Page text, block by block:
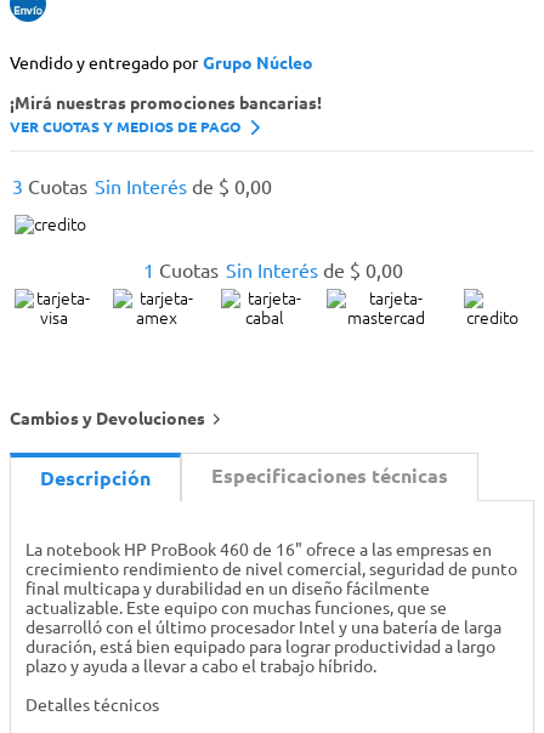
Vendido y entregado por Grupo Núcleo
¡Mirá nuestras promociones bancarias!
VER CUOTAS Y MEDIOS DE PAGO
1 Cuotas Sin Interés de $ 0,00
3 Cuotas Sin Interés de $ 0,00
Cambios y Devoluciones
Descripción Especificaciones técnicas
La notebook HP ProBook 460 de 16" ofrece a las empresas en
crecimiento rendimiento de nivel comercial, seguridad de punto
final multicapa y durabilidad en un diseño fácilmente
actualizable. Este equipo con muchas funciones, que se
desarrolló con el último procesador Intel y una batería de larga
duración, está bien equipado para lograr productividad a largo
plazo y ayuda a llevar a cabo el trabajo híbrido.
Detalles técnicos